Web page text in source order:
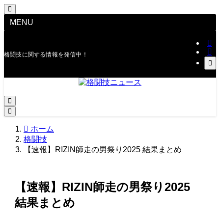
MENU
格闘技に関する情報を発信中！
ホーム
格闘技
【速報】RIZIN師走の男祭り2025 結果まとめ
【速報】RIZIN師走の男祭り2025
結果まとめ